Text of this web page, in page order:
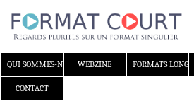
QUI SOMMES-NOUS ?WEBZINE FORMATS LONGS
CONTACT